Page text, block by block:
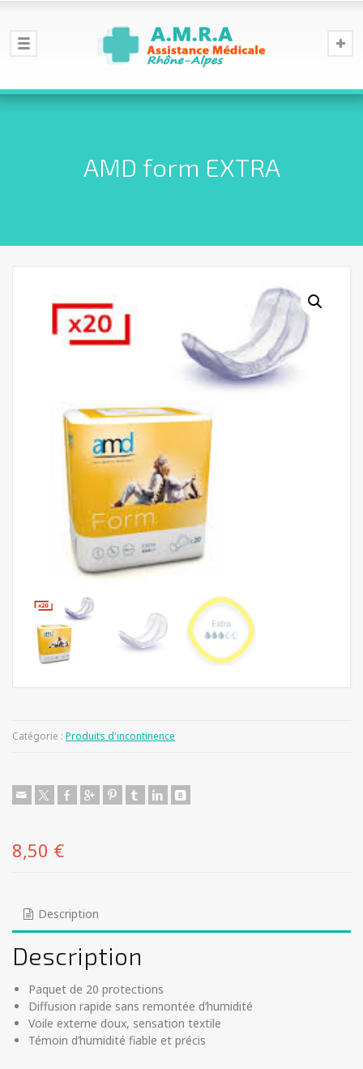
AMD form EXTRA
Catégorie : Produits d'incontinence
8,50 €
Description
Description
Paquet de 20 protections
Diffusion rapide sans remontée d’humidité
Voile externe doux, sensation textile
Témoin d’humidité fiable et précis